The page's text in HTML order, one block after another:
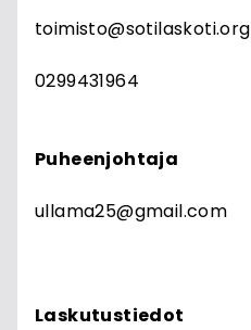
toimisto@sotilaskoti.org
0299431964
Puheenjohtaja
ullama25@gmail.com
Laskutustiedot